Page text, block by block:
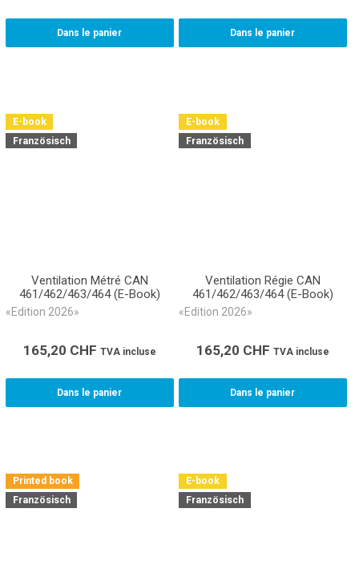
Dans le panier Dans le panier
E-book
Französisch
Ventilation Métré CAN
461/462/463/464 (E-Book)
«Edition 2026»
165,20 CHF TVA incluse
Dans le panier
E-book
Französisch
Ventilation Régie CAN
461/462/463/464 (E-Book)
«Edition 2026»
165,20 CHF TVA incluse
Dans le panier
Printed book
Französisch
E-book
Französisch